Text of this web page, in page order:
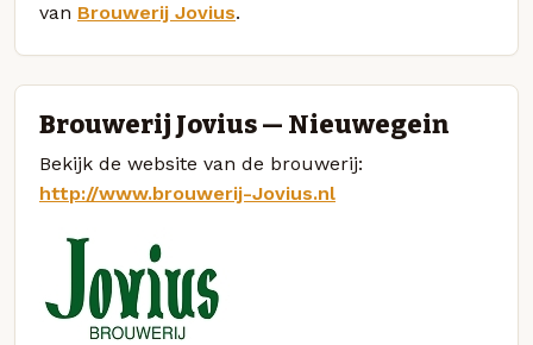
van Brouwerij Jovius.
Brouwerij Jovius — Nieuwegein
Bekijk de website van de brouwerij:
http://www.brouwerij-Jovius.nl